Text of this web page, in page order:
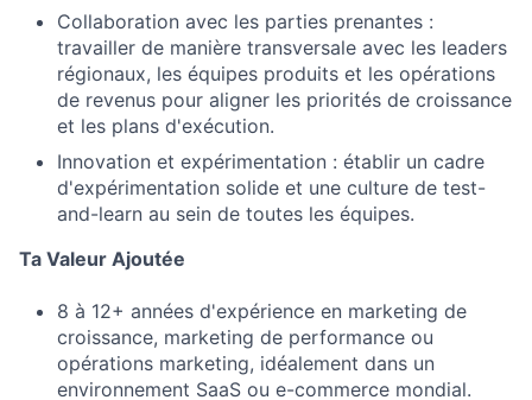
Collaboration avec les parties prenantes :
travailler de manière transversale avec les leaders
régionaux, les équipes produits et les opérations
de revenus pour aligner les priorités de croissance
et les plans d'exécution.
Innovation et expérimentation : établir un cadre
d'expérimentation solide et une culture de test-
and-learn au sein de toutes les équipes.
Ta Valeur Ajoutée
8 à 12+ années d'expérience en marketing de
croissance, marketing de performance ou
opérations marketing, idéalement dans un
environnement SaaS ou e-commerce mondial.